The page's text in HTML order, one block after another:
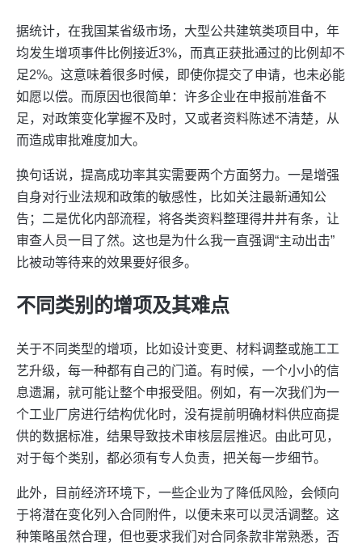
据统计，在我国某省级市场，大型公共建筑类项目中，年
均发生增项事件比例接近3%，而真正获批通过的比例却不
足2%。这意味着很多时候，即使你提交了申请，也未必能
如愿以偿。而原因也很简单：许多企业在申报前准备不
足，对政策变化掌握不及时，又或者资料陈述不清楚，从
而造成审批难度加大。
换句话说，提高成功率其实需要两个方面努力。一是增强
自身对行业法规和政策的敏感性，比如关注最新通知公
告；二是优化内部流程，将各类资料整理得井井有条，让
审查人员一目了然。这也是为什么我一直强调“主动出击”
比被动等待来的效果要好很多。
不同类别的增项及其难点
关于不同类型的增项，比如设计变更、材料调整或施工工
艺升级，每一种都有自己的门道。有时候，一个小小的信
息遗漏，就可能让整个申报受阻。例如，有一次我们为一
个工业厂房进行结构优化时，没有提前明确材料供应商提
供的数据标准，结果导致技术审核层层推迟。由此可见，
对于每个类别，都必须有专人负责，把关每一步细节。
此外，目前经济环境下，一些企业为了降低风险，会倾向
于将潜在变化列入合同附件，以便未来可以灵活调整。这
种策略虽然合理，但也要求我们对合同条款非常熟悉，否